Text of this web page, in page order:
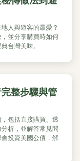
人與遊客的最愛？
並分享購買時如何
台灣美味。
整步驟與管
包括直接購買、透
析，並解答常見問
投資美國公債，解